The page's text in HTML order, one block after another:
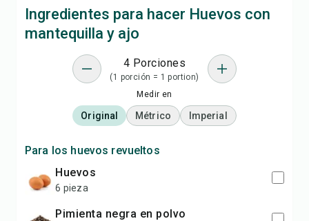
Ingredientes para hacer Huevos con
mantequilla y ajo
4 Porciones
(1 porción = 1 portion)
Medir en
Original Métrico Imperial
Para los huevos revueltos
Huevos
6 pieza
Pimienta negra en polvo